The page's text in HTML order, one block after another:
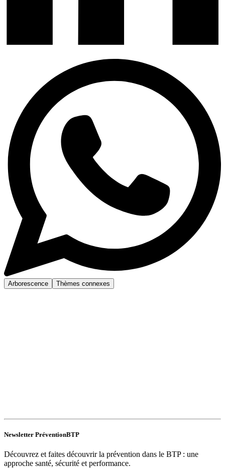
Arborescence Thèmes connexes
Newsletter PréventionBTP
Découvrez et faites découvrir la prévention dans le BTP : une
approche santé, sécurité et performance.